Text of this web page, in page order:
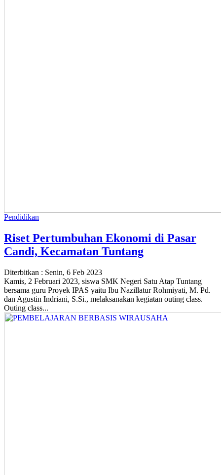
Pendidikan
Riset Pertumbuhan Ekonomi di Pasar
Candi, Kecamatan Tuntang
Diterbitkan : Senin, 6 Feb 2023
Kamis, 2 Februari 2023, siswa SMK Negeri Satu Atap Tuntang
bersama guru Proyek IPAS yaitu Ibu Nazillatur Rohmiyati, M. Pd.
dan Agustin Indriani, S.Si., melaksanakan kegiatan outing class.
Outing class...